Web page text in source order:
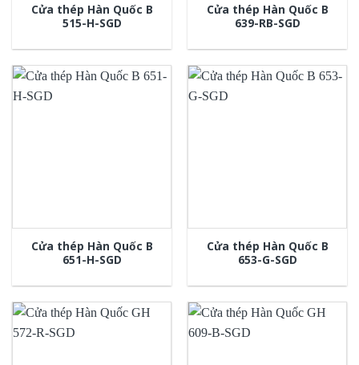
Cửa thép Hàn Quốc B
515-H-SGD
Cửa thép Hàn Quốc B
639-RB-SGD
Cửa thép Hàn Quốc B
651-H-SGD
Cửa thép Hàn Quốc B
653-G-SGD